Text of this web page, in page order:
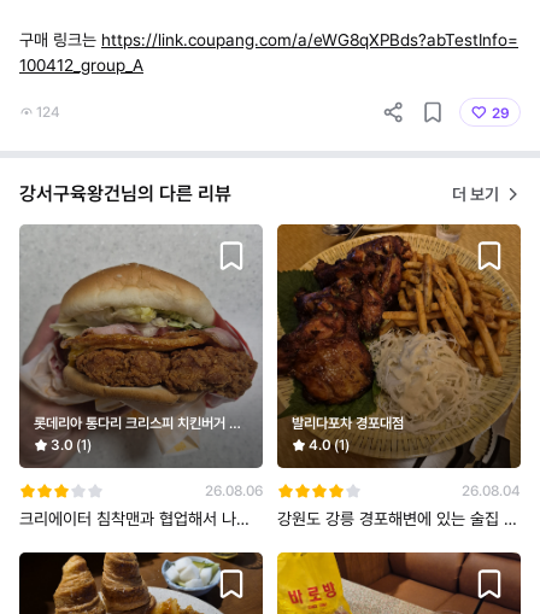
구매 링크는 https://link.coupang.com/a/eWG8qXPBds?abTestInfo=
100412_group_A
124 29
강서구육왕건님의 다른 리뷰 더 보기
롯데리아 통다리 크리스피 치킨버거 세
트(그릭랜치)
3.0 (1)
26.08.06
크리에이터 침착맨과 협업해서 나온
스피
발리다포차 경포대점
4.0(1)
26.08.04
강원도 강릉 경포해변에 있는 술집 프